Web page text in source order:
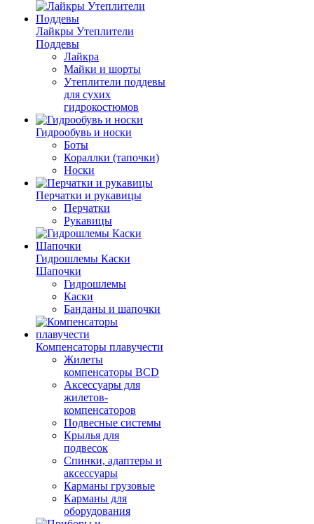
Лайкры Утеплители
Поддевы
Лайкра
Майки и шорты
Утеплители поддевы
для сухих
гидрокостюмов
Гидрообувь и носки
Боты
Кораллки (тапочки)
Носки
Перчатки и рукавицы
Перчатки
Рукавицы
Гидрошлемы Каски
Шапочки
Гидрошлемы
Каски
Банданы и шапочки
Компенсаторы плавучести
Жилеты
компенсаторы BCD
Аксессуары для
жилетов-
компенсаторов
Подвесные системы
Крылья для
подвесок
Спинки, адаптеры и
аксессуары
Карманы грузовые
Карманы для
оборудования